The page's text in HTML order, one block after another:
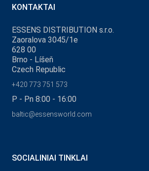
KONTAKTAI
ESSENS DISTRIBUTION s.r.o.
Zaoralova 3045/1e
628 00
Brno - Líšeň
Czech Republic
+420 773 751 573
P - Pn 8:00 - 16:00
baltic@essensworld.com
SOCIALINIAI TINKLAI